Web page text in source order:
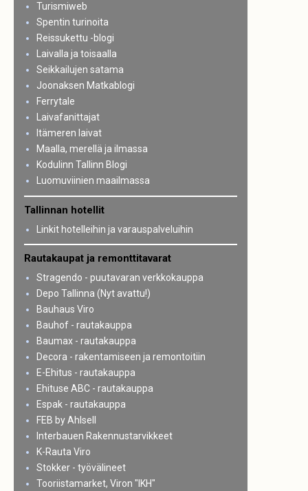
Turismiweb
Spentin turinoita
Reissukettu -blogi
Laivalla ja toisaalla
Seikkailujen satama
Joonaksen Matkablogi
Ferrytale
Laivafanittajat
Itämeren laivat
Maalla, merellä ja ilmassa
Kodulinn Tallinn Blogi
Luomuviinien maailmassa
Tallinnan hotellit
Linkit hotelleihin ja varauspalveluihin
Rautakaupat ja remonttitavarat
Stragendo - puutavaran verkkokauppa
Depo Tallinna (Nyt avattu!)
Bauhaus Viro
Bauhof - rautakauppa
Baumax - rautakauppa
Decora - rakentamiseen ja remontoitiin
E-Ehitus - rautakauppa
Ehituse ABC - rautakauppa
Espak - rautakauppa
FEB by Ahlsell
Interbauen Rakennustarvikkeet
K-Rauta Viro
Stokker - työvälineet
Tooriistamarket, Viron "IKH"